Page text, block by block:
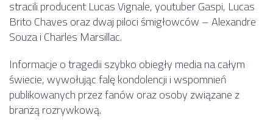
stracili producent Lucas Vignale, youtuber Gaspi, Lucas
Brito Chaves oraz dwaj piloci śmigłowców – Alexandre
Souza i Charles Marsillac.
Informacje o tragedii szybko obiegły media na całym
świecie, wywołując falę kondolencji i wspomnień
publikowanych przez fanów oraz osoby związane z
branżą rozrywkową.